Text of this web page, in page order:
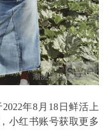
年8月18日鲜活上
小红书账号获取更多